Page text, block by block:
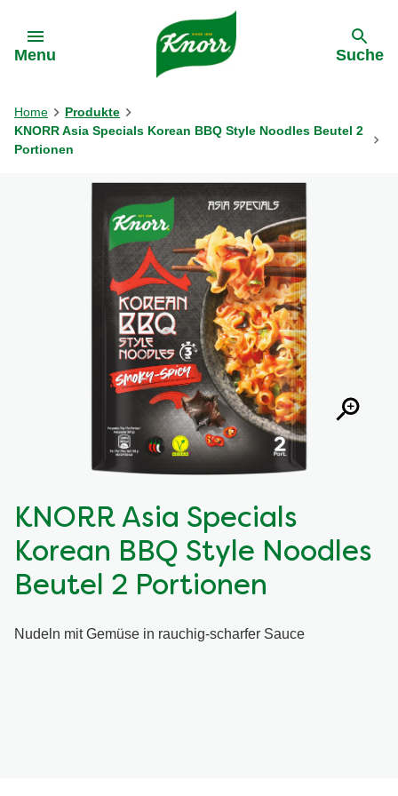
Menu Suche
Home
Produkte
KNORR Asia Specials Korean BBQ Style Noodles Beutel 2
Portionen
KNORR Asia Specials
Korean BBQ Style Noodles
Beutel 2 Portionen
Nudeln mit Gemüse in rauchig-scharfer Sauce